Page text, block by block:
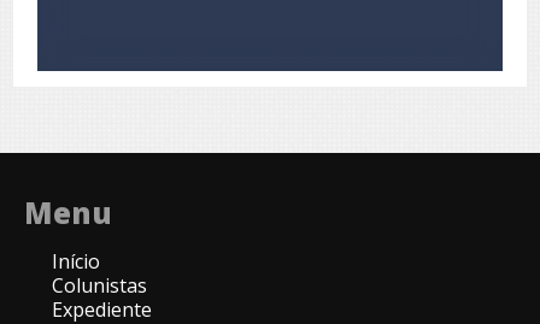
Menu
Início
Colunistas
Expediente